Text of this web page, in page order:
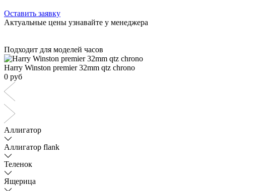
Оставить заявку
Актуальные цены узнавайте у менеджера
Подходит для моделей часов
Harry Winston premier 32mm qtz chrono
0 руб
Аллигатор
Аллигатор flank
Теленок
Ящерица